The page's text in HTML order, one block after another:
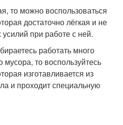
то можно воспользоваться
достаточно лёгкая и не
при работе с ней.
работать много
мусора, то воспользуйтесь
изготавливается из
и проходит специальную